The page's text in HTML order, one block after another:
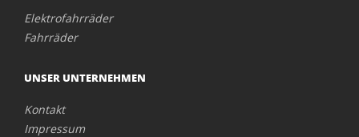
Elektrofahrräder
Fahrräder
UNSER UNTERNEHMEN
Kontakt
Impressum